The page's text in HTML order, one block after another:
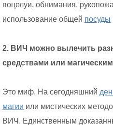
поцелуи, обнимания,
использование общей посуды
2. ВИЧ можно вылечить
средствами или
Это миф. На сегодняшний
магии или мистических
ВИЧ. Единственным